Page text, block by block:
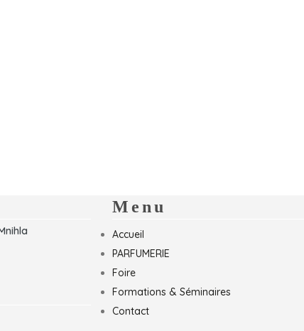
Menu
Accueil
PARFUMERIE
Foire
Formations & Séminaires
Contact